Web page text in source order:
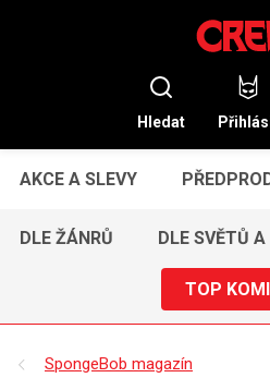
Hledat
AKCE A SLEVY
DLE ŽÁNRŮ DLE SVĚTŮ A
TOP
SpongeBob magazín